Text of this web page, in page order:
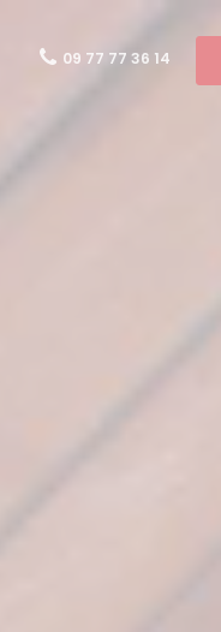
09 77 77 36 14